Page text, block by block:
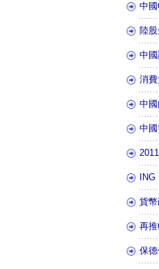
中
陸
中
消
中
中
貨
再
保